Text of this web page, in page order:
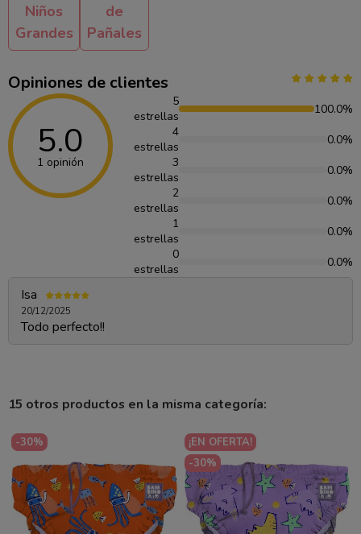
Niños
Grandes
de
Pañales
Opiniones de clientes
5.0
1 opinión
5
estrellas
100.0%
4
estrellas
0.0%
3
estrellas
0.0%
2
estrellas
0.0%
1
estrellas
0.0%
0
estrellas
0.0%
Isa
20/12/2025
Todo perfecto!!
15 otros productos en la misma categoría:
-30%
¡EN OFERTA!
-30%